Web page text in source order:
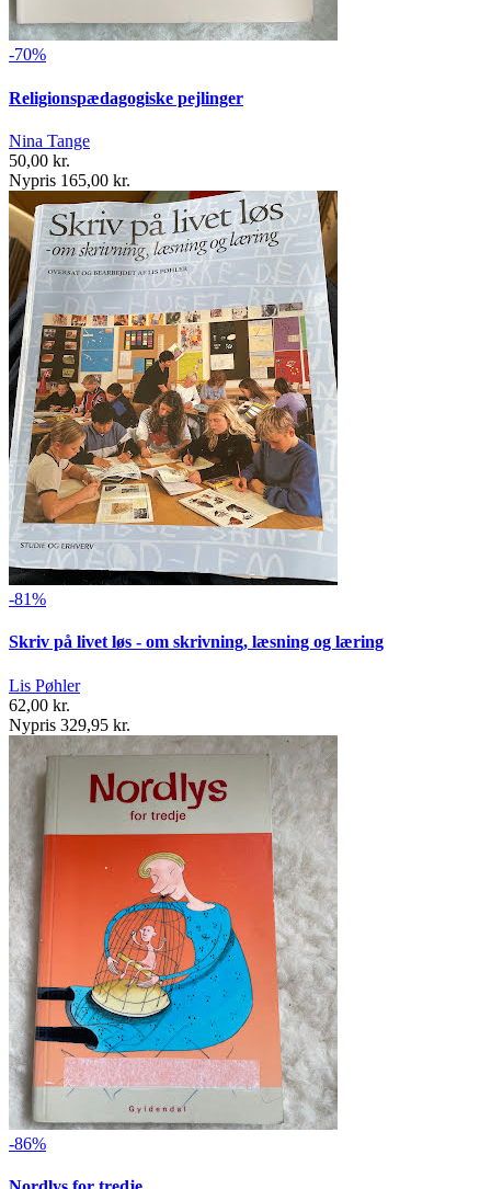
-70%
Religionspædagogiske pejlinger
Nina Tange
50,00 kr.
Nypris 165,00 kr.
-81%
Skriv på livet løs - om skrivning, læsning og læring
Lis Pøhler
62,00 kr.
Nypris 329,95 kr.
-86%